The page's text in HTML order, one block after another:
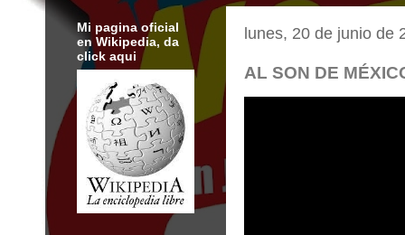
lunes, 20 de junio de
AL SON DE
Mi pagina oficial
en Wikipedia, da
click aqui